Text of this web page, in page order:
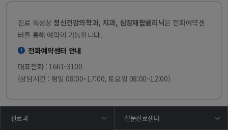
진료 특성상 정신건강의학과, 치과, 심장재활클리닉은 전화예약센
터를 통해 예약이 가능합니다.
전화예약센터 안내
대표전화 : 1661-3100
(상담시간 : 평일 08:00~17:00, 토요일 08:00~12:00)
진료과 전문진료센터